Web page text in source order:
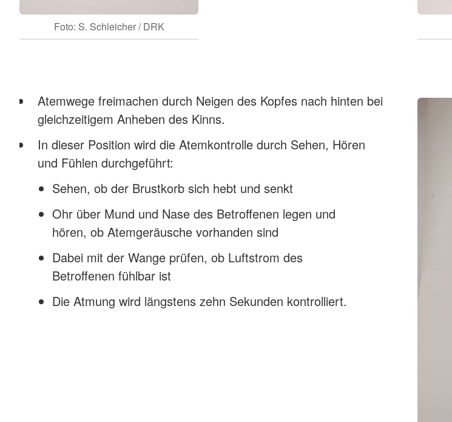
Foto: S. Schleicher / DRK
Atemwege freimachen durch Neigen des Kopfes nach hinten bei
gleichzeitigem Anheben des Kinns.
In dieser Position wird die Atemkontrolle durch Sehen, Hören
und Fühlen durchgeführt:
Sehen, ob der Brustkorb sich hebt und senkt
Ohr über Mund und Nase des Betroffenen legen und
hören, ob Atemgeräusche vorhanden sind
Dabei mit der Wange prüfen, ob Luftstrom des
Betroffenen fühlbar ist
Die Atmung wird längstens zehn Sekunden kontrolliert.